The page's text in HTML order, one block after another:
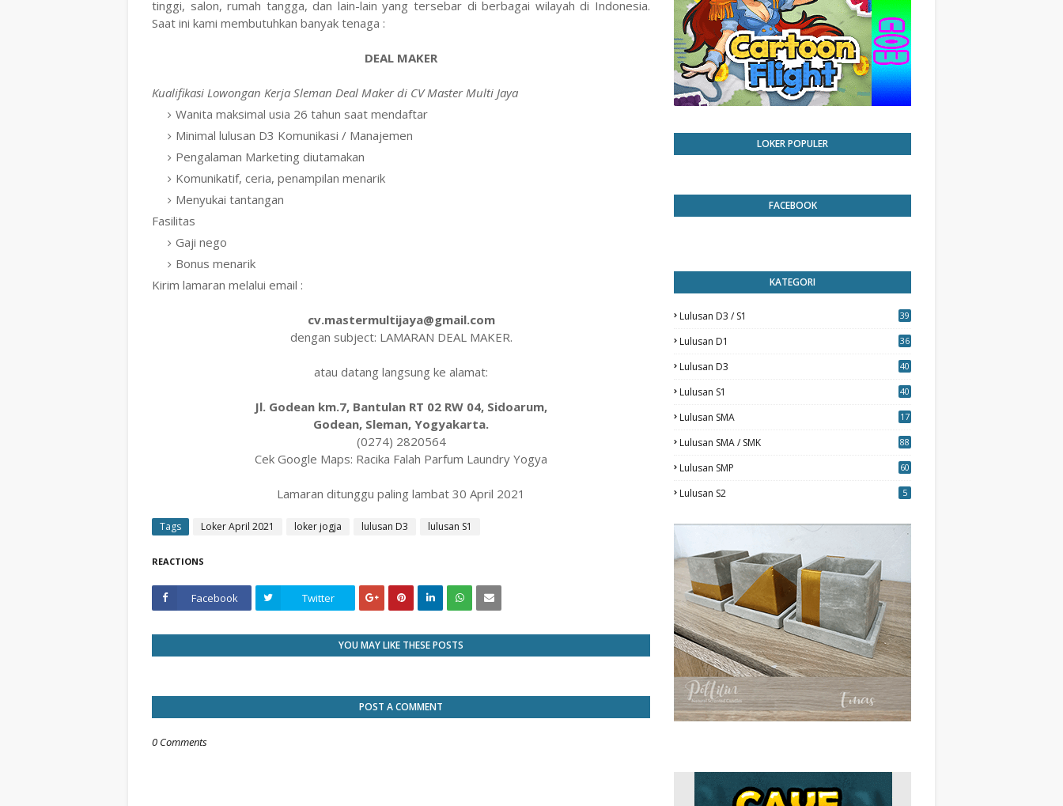
tinggi, salon, rumah tangga, dan lain-lain yang tersebar di berbagai wilayah di Indonesia.
Saat ini kami membutuhkan banyak tenaga :
DEAL MAKER
Kualifikasi Lowongan Kerja Sleman Deal Maker di CV Master Multi Jaya
Wanita maksimal usia 26 tahun saat mendaftar
Minimal lulusan D3 Komunikasi / Manajemen
Pengalaman Marketing diutamakan
Komunikatif, ceria, penampilan menarik
Menyukai tantangan
Fasilitas
Gaji nego
Bonus menarik
Kirim lamaran melalui email :
cv.mastermultijaya@gmail.com
dengan subject: LAMARAN DEAL MAKER.
atau datang langsung ke alamat:
Jl. Godean km.7, Bantulan RT 02 RW 04, Sidoarum,
Godean, Sleman, Yogyakarta.
(0274) 2820564
Cek Google Maps: Racika Falah Parfum Laundry Yogya
Lamaran ditunggu paling lambat 30 April 2021
Tags Loker April 2021 loker jogja lulusan D3 lulusan S1
REACTIONS
Facebook Twitter
YOU MAY LIKE THESE POSTS
POST A COMMENT
0 Comments
LOKER POPULER
FACEBOOK
KATEGORI
Lulusan D3 / S1
39
Lulusan D1 36
Lulusan D3
40
Lulusan S1
40
Lulusan SMA 17
Lulusan SMA / SMK
88
Lulusan SMP 60
Lulusan S2 5